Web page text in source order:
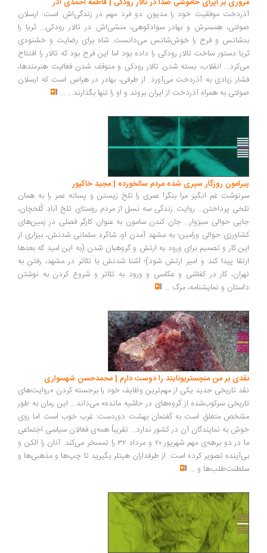
آذردخت موفقیت خود را مدیون دو فرد مهم در زندگی‌اش است: ارسلان
صولتی، همسرش و بهادر سوادکوهی، منشی‌اش در تالار رودکی... ثریا را
بدشانس و فرح را خوش‌شانس می‌دانست. شاه برای رضایت و خشنودی
ثریا دستور ساخت تالار رودکی را داده بود اما این فرح بود که تالار را افتتاح
می‌کرد... انقلاب، بسته شدن تالار رودکی و متوقف شدن فعالیت هنرمندها،
فشار زیادی به آذردخت می‌آورد. از طرفی، بهادر در هراس است که ارسلان
صولتی به همراه آذردخت از ایران بروند و او را تنها بگذارند... ...
پیرامون روزگار سپری شده مردم سالخورده | مجید خاکپور
سرنوشت غم انگیز مرا بنگر! عمری را تلخ زیستن و پسانه عمر را به همان
تلخی پرداختن... روایت زندگی سه نسل از مردم روستای تلخ آبادِ کُلخچان،
جایی حوالی سبزوار... جان کندن سامون به عنوان کارگر فصلی در زمین‌های
کشاورزی حوالی ورامین؛ به مشهد آمدن او، شاگرد سلمانی شدنش، بیزاری از
این کار و تصمیم برای ورود به ارتش و گروهبان شدن (به این امید که بعدها
ارتقا پیدا کند و امیر ارتش شود)؛ آشنا شدنش با تئاتر در مشهد، رفتن به
تهران، کار در کفاشی و عکاسی و ورود به تئاتر و شروع کردن به نوشتن
داستان و نمایشنامه، مرگ ...
نقدی بر من منچستریونایتد را دوست دارم | محمدحسن شهسواری
نقد تاریخی جدید یکی از مهم‌ترین وظایف خود را برجسته کردن «روایت‌های
تاریخی سرکوب‌شده‌ از گروه‌های در حاشیه مانده» می‌داند... این رمان به طور
مشخص متعلق است به گفتمان بهشت دوردست: غرب خوب است اما روی
خوش به نمایندگان آن در کشور ندارد... تقریباً همه‌ی فعالان سیاسی اجتماعی
ما در دو برهه‌ی مهم شهریور ۲۰ و مرداد ۳۲ را تمسخر می‌کند. آنان را الکن و
بی‌آینده تصویر کرده است. از طرفداران هیتلر بگیرید تا چپ‌ها و مذهبی‌ها و
سلطنت‌طلب‌ها و ...